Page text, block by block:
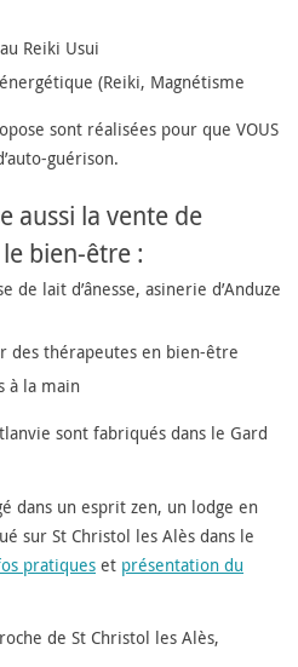
Reiki Usui
(Reiki, Magnétisme
sont réalisées pour que VOUS
guérison.
aussi la vente de
bien-être :
de lait d’ânesse, asinerie d’Anduze
des thérapeutes en bien-être
à la main
sont fabriqués dans le Gard
dans un esprit zen, un lodge en
sur St Christol les Alès dans le
pratiques et présentation du
de St Christol les Alès,